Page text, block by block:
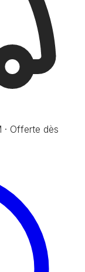
· Offerte dès